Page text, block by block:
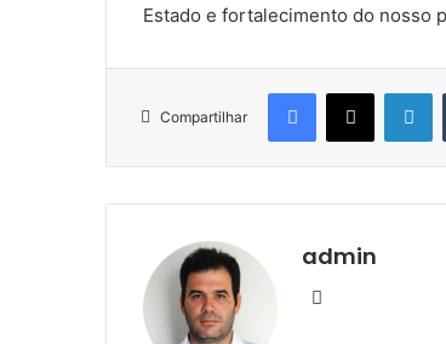
Estado e fortalecimento do nosso
Compartilhar
admin